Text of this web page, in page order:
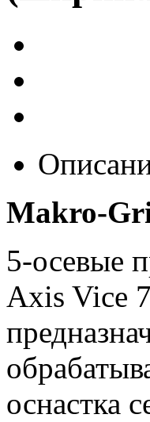
Makro-
5-осевые
Axis Vice
оснастка